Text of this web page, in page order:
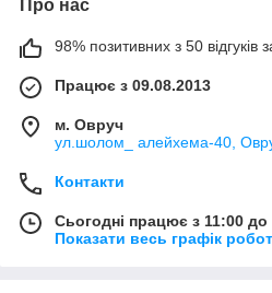
Про нас
98% позитивних з 50 відгуків
Працює з 09.08.2013
м. Овруч
ул.шолом_ алейхема-40,
Контакти
Сьогодні працює з 11:00 до
Показати весь графік